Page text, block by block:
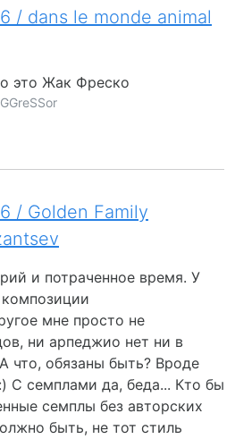
/ dans le monde animal
это Жак Фреско
/ Golden Family
и потраченное время. У
мне просто не
ни арпеджио нет ни в
что, обязаны быть? Вроде
С семплами да, беда... Кто бы
семплы без авторских
быть, не тот стиль